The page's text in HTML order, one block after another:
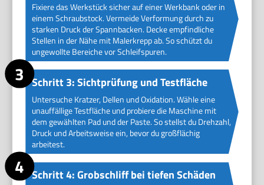
Fixiere das Werkstück sicher auf einer Werkbank oder in
einem Schraubstock. Vermeide Verformung durch zu
starken Druck der Spannbacken. Decke empfindliche
Stellen in der Nähe mit Malerkrepp ab. So schützt du
ungewollte Bereiche vor Schleifspuren.
Schritt 3: Sichtprüfung und Testfläche
Untersuche Kratzer, Dellen und Oxidation. Wähle eine
unauffällige Testfläche und probiere die Maschine mit
dem gewählten Pad und der Paste. So stellst du Drehzahl,
Druck und Arbeitsweise ein, bevor du großflächig
arbeitest.
Schritt 4: Grobschliff bei tiefen Schäden